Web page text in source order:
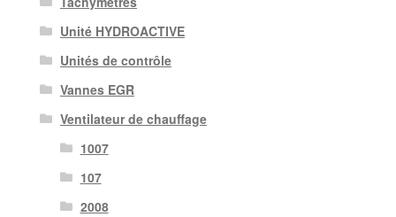
Unité HYDROACTIVE
Unités de contrôle
Vannes EGR
Ventilateur de chauffage
1007
107
2008